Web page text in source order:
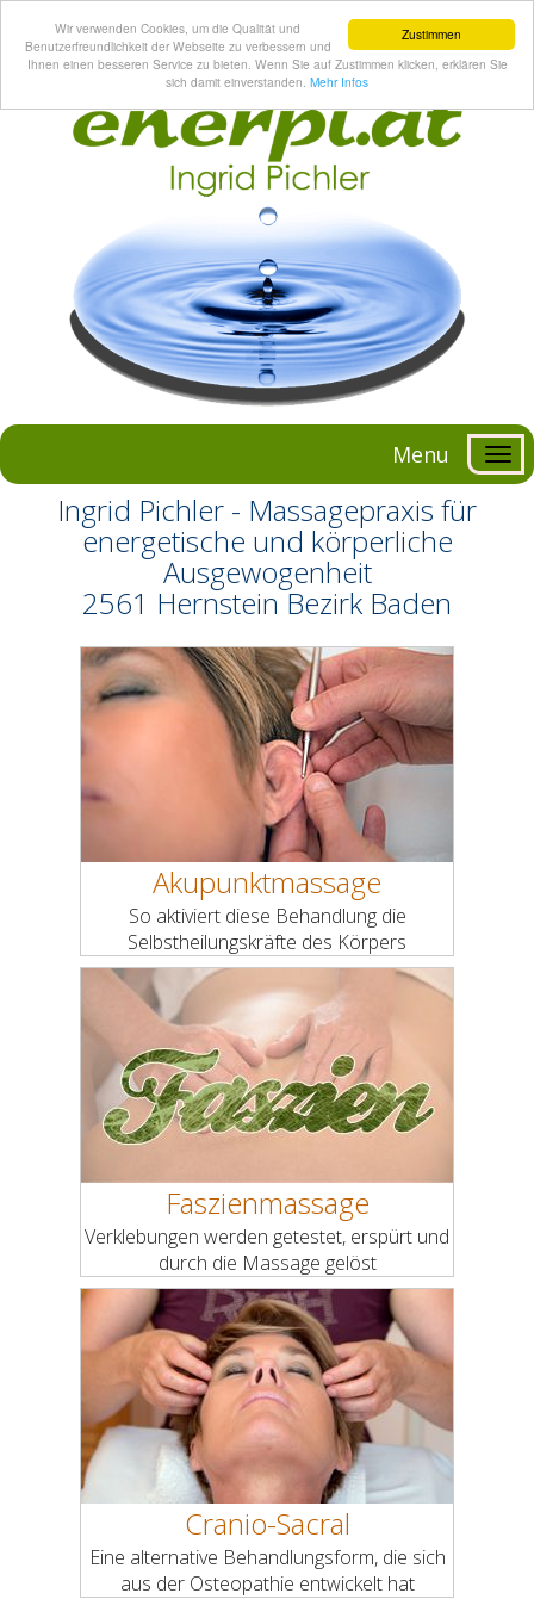
Zustimmen
Wir verwenden Cookies, um die Qualität und
Benutzerfreundlichkeit der Webseite zu verbessern und
Ihnen einen besseren Service zu bieten. Wenn Sie auf Zustimmen klicken, erklären Sie
sich damit einverstanden. Mehr Infos
Menu
Ingrid Pichler - Massagepraxis für
energetische und körperliche
Ausgewogenheit
2561 Hernstein Bezirk Baden
Akupunktmassage
So aktiviert diese Behandlung die
Selbstheilungskräfte des Körpers
Faszienmassage
Verklebungen werden getestet, erspürt und
durch die Massage gelöst
Cranio-Sacral
Eine alternative Behandlungsform, die sich
aus der Osteopathie entwickelt hat